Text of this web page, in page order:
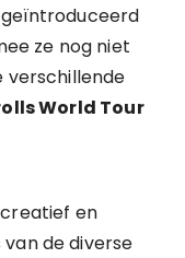
ze nog niet
verschillende
World Tour
creatief en
de diverse